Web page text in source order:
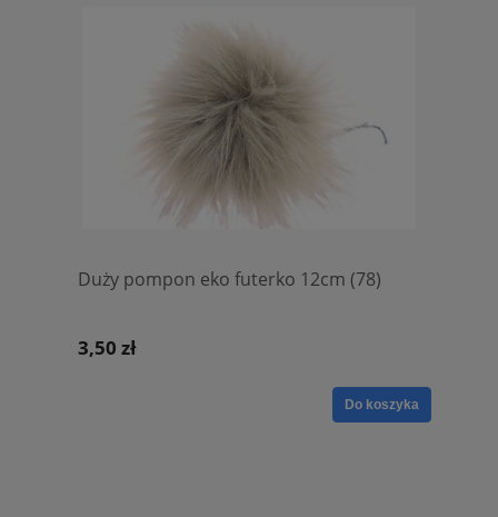
Duży pompon eko futerko 12cm (78)
3,50 zł
Do koszyka